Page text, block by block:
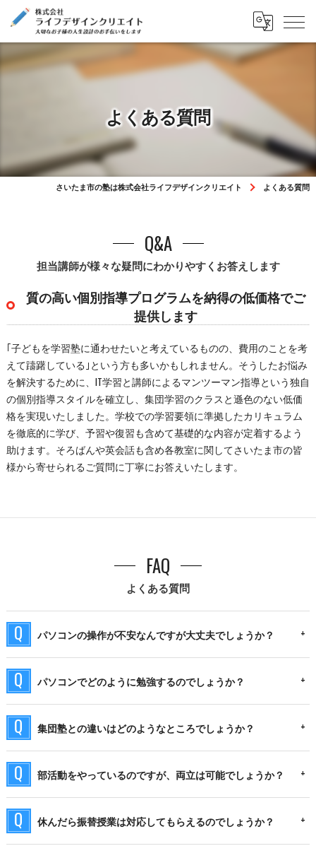
よくある質問
さいたま市の塾は株式会社ライフデザインクリエイト よくある質問
担当講師が様々な疑問にわかりやすくお答えします
Q&A
質の高い個別指導プログラムを納得の低価格でご
提供します
｢子どもを学習塾に通わせたいと考えているものの、費用のことを考
えて躊躇している｣という方も多いかもしれません。そうしたお悩み
を解決するために、IT学習と講師によるマンツーマン指導という独自
の個別指導スタイルを確立し、集団学習のクラスと遜色のない低価
格を実現いたしました。学校での学習要領に準拠したカリキュラム
を徹底的に学び、予習や復習も含めて基礎的な内容が定着するよう
助けます。そろばんや英会話も含め各教室に関してさいたま市の皆
様から寄せられるご質問に丁寧にお答えいたします。
よくある質問
FAQ
パソコンの操作が不安なんですが大丈夫でしょうか？
パソコンでどのように勉強するのでしょうか？
集団塾との違いはどのようなところでしょうか？
部活動をやっているのですが、両立は可能でしょうか？
休んだら振替授業は対応してもらえるのでしょうか？